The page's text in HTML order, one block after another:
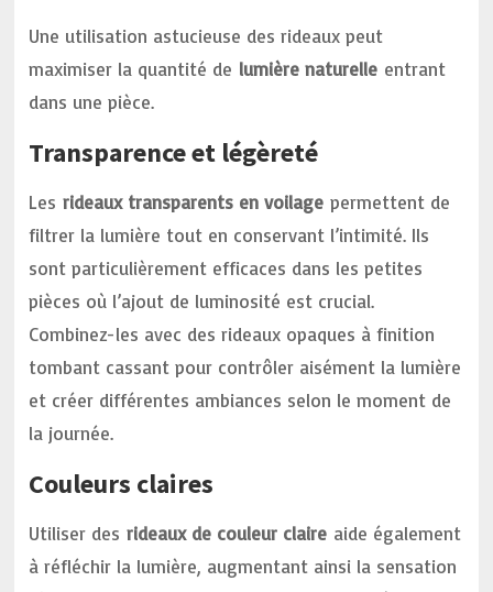
Une utilisation astucieuse des rideaux peut
maximiser la quantité de lumière naturelle entrant
dans une pièce.
Transparence et légèreté
Lesrideaux transparents en voilage permettent de
filtrer la lumière tout en conservant l’intimité. Ils
sont particulièrement efficaces dans les petites
pièces où l’ajout de luminosité est crucial.
Combinez-les avec des rideaux opaques à finition
tombant cassant pour contrôler aisément la lumière
et créer différentes ambiances selon le moment de
la journée.
Couleurs claires
Utiliser desrideaux de couleur claire aide également
à réfléchir la lumière, augmentant ainsi la sensation